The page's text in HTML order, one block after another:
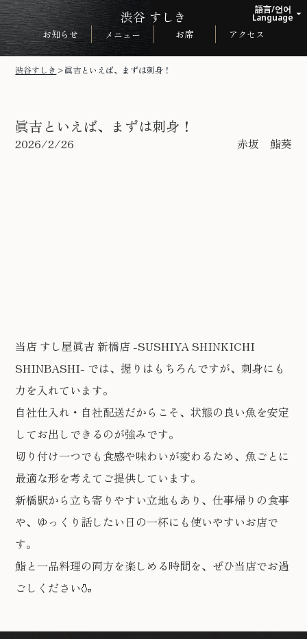
渋谷すしき >眞吉といえば、まずは刺身！
眞吉といえば、まずは刺身！
2026/2/26 赤坂 鮨葵
当店 すし屋眞吉 新橋店 -SUSHIYA SHINKICHI
SHINBASHI- では、握りはもちろんですが、刺身にも
力を入れています。
自社仕入れ・自社配送だからこそ、状態の良い魚を安定
してお出しできるのが強みです。
切り付け一つでも食感や味わいが変わるため、魚ごとに
最適な形を考えてご提供しています。
新橋駅から立ち寄りやすい立地もあり、仕事帰りの食事
や、ゆっくり話したい日の一杯にも使いやすいお店で
す。
鮨と一品料理の両方を楽しめる時間を、ぜひ当店でお過
ごしください🍶
語言/언어
Language arrow_drop_up
渋谷 すしき
お知らせ メニュー お席 アクセス